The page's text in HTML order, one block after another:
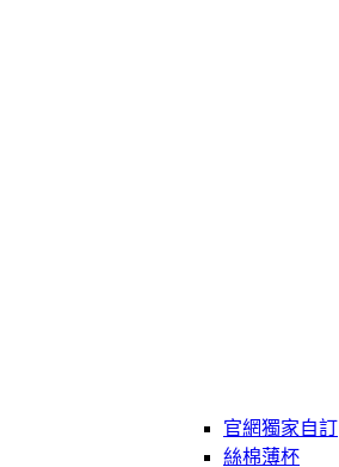
官網獨家自訂
絲棉薄杯